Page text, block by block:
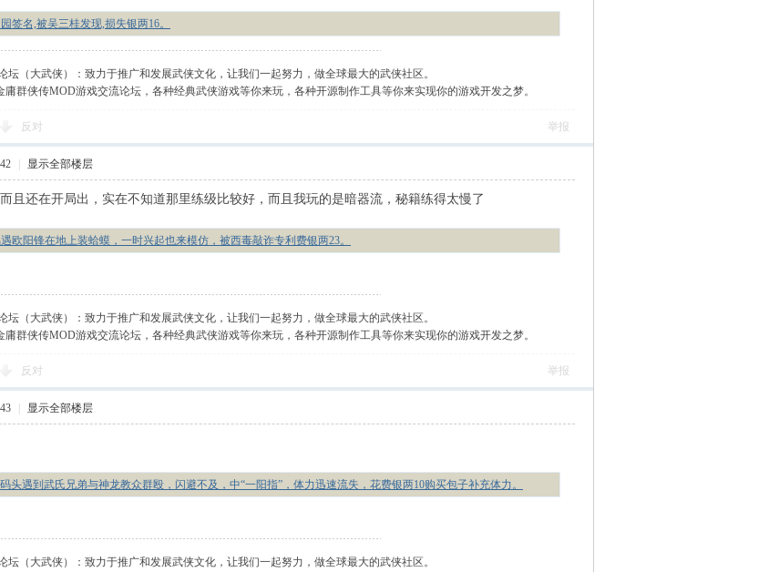
签名,被吴三桂发现,损失银两16。
坛（大武侠）：致力于推广和发展武侠文化，让我们一起努力，做全球最大的武侠社区。
群侠传MOD游戏交流论坛，各种经典武侠游戏等你来玩，各种开源制作工具等你来实现你的游戏开发之梦。
反对 举报
显示全部楼层
且还在开局出，实在不知道那里练级比较好，而且我玩的是暗器流，秘籍练得太慢了
欧阳锋在地上装蛤蟆，一时兴起也来模仿，被西毒敲诈专利费银两23。
坛（大武侠）：致力于推广和发展武侠文化，让我们一起努力，做全球最大的武侠社区。
群侠传MOD游戏交流论坛，各种经典武侠游戏等你来玩，各种开源制作工具等你来实现你的游戏开发之梦。
反对 举报
显示全部楼层
头遇到武氏兄弟与神龙教众群殴，闪避不及，中“一阳指”，体力迅速流失，花费银两10购买包子补充体力。
坛（大武侠）：致力于推广和发展武侠文化，让我们一起努力，做全球最大的武侠社区。